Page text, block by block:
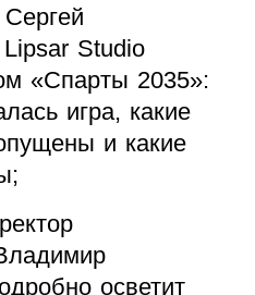
Studio
«Спарты 2035»:
игра, какие
и какие
осветит